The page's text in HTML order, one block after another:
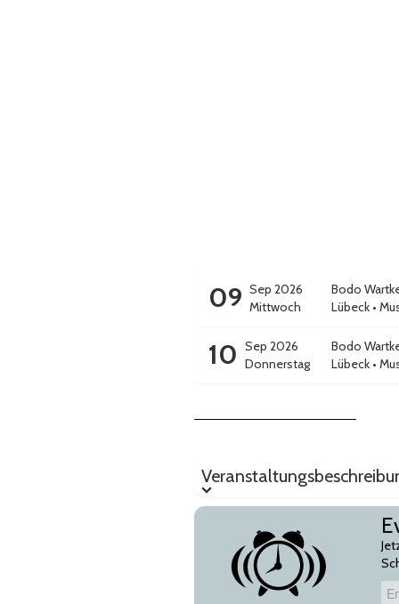
09 Sep 2026
Mittwoch
Bodo
Lübeck •
10 Sep 2026
Donnerstag
Bodo
Lübeck •
Email-Adresse